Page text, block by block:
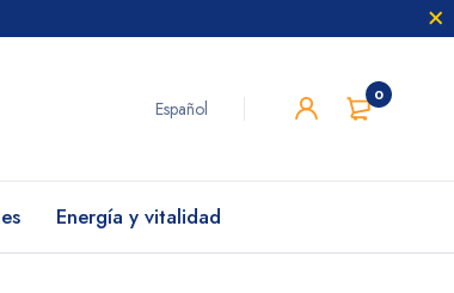
Español
0
Energía y vitalidad